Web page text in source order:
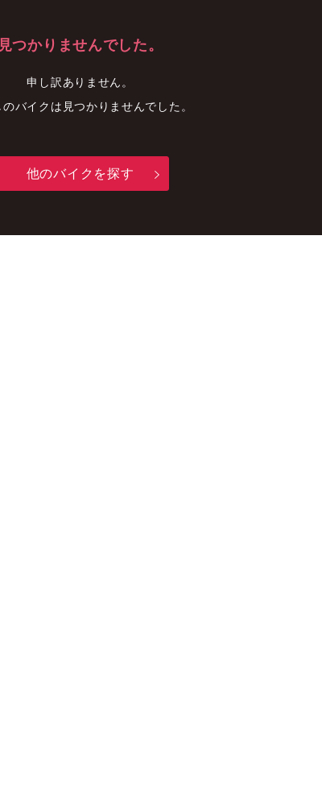
見つかりませんでした。
申し訳ありません。
バイクは見つかりませんでした。
他のバイクを探す